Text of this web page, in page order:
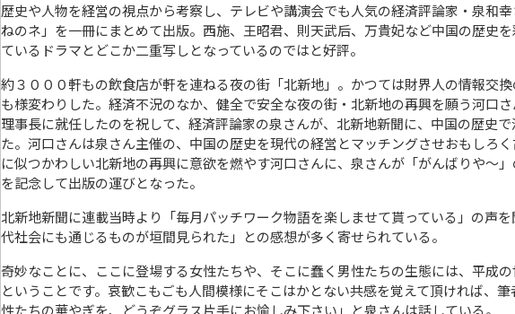
歴史や人物を経営の視点から考察し、テレビや講演会でも人気の経済評論家・泉和
ねのネ」を一冊にまとめて出版。西施、王昭君、則天武后、万貴妃など中国の歴史
ているドラマとどこか二重写しとなっているのではと好評。
約３０００軒もの飲食店が軒を連ねる夜の街「北新地」。かつては財界人の情報交
も様変わりした。経済不況のなか、健全で安全な夜の街・北新地の再興を願う河口
理事長に就任したのを祝して、経済評論家の泉さんが、北新地新聞に、中国の歴史
た。河口さんは泉さん主催の、中国の歴史を現代の経営とマッチングさせおもしろ
に似つかわしい北新地の再興に意欲を燃やす河口さんに、泉さんが「がんばりや〜
を記念して出版の運びとなった。
北新地新聞に連載当時より「毎月パッチワーク物語を楽しませて貰っている」の声
代社会にも通じるものが垣間見られた」との感想が多く寄せられている。
奇妙なことに、ここに登場する女性たちや、そこに蠢く男性たちの生態には、平成
ということです。哀歓こもごも人間模様にそこはかとない共感を覚えて頂ければ、
性たちの華やぎを、どうぞグラス片手にお愉しみ下さい」と泉さんは話している。